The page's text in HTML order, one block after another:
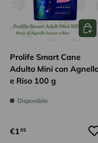
Prolife Smart Cane
Adulto Mini con
e Riso 100 g
Disponibile
€165